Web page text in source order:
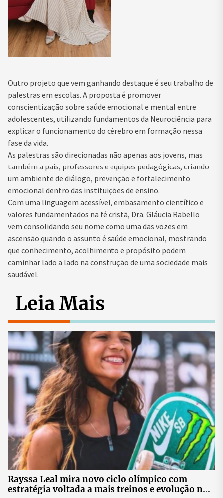
Outro projeto que vem ganhando destaque é seu trabalho de
palestras em escolas. A proposta é promover
conscientização sobre saúde emocional e mental entre
adolescentes, utilizando fundamentos da Neurociência para
explicar o funcionamento do cérebro em formação nessa
fase da vida.
As palestras são direcionadas não apenas aos jovens, mas
também a pais, professores e equipes pedagógicas, criando
um ambiente de diálogo, prevenção e fortalecimento
emocional dentro das instituições de ensino.
Com uma linguagem acessível, embasamento científico e
valores fundamentados na fé cristã, Dra. Gláucia Rabello
vem consolidando seu nome como uma das vozes em
ascensão quando o assunto é saúde emocional, mostrando
que conhecimento, acolhimento e propósito podem
caminhar lado a lado na construção de uma sociedade mais
saudável.
Leia Mais
Rayssa Leal mira novo ciclo olímpico com
estratégia voltada a mais treinos e evolução no